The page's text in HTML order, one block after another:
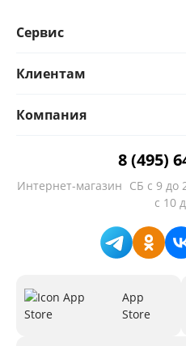
Сервис
Клиентам
Компания
8 (495)
Интернет-магазин СБ с 9 до
с 10
App
Store